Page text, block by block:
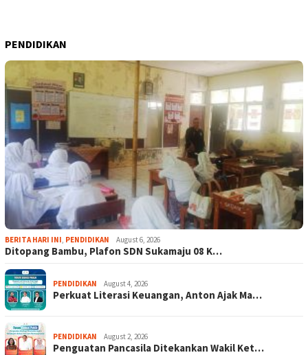
PENDIDIKAN
BERITA HARI INI, PENDIDIKAN August 6, 2026
Ditopang Bambu, Plafon SDN Sukamaju 08 K…
PENDIDIKAN August 4, 2026
Perkuat Literasi Keuangan, Anton Ajak Ma…
PENDIDIKAN August 2, 2026
Penguatan Pancasila Ditekankan Wakil Ket…